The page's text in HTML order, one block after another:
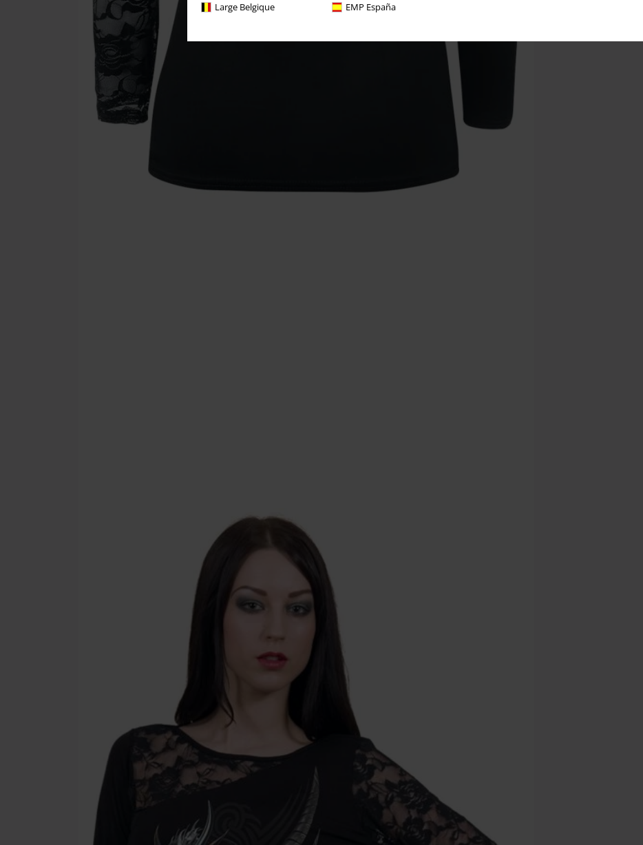
Large Belgique EMP España